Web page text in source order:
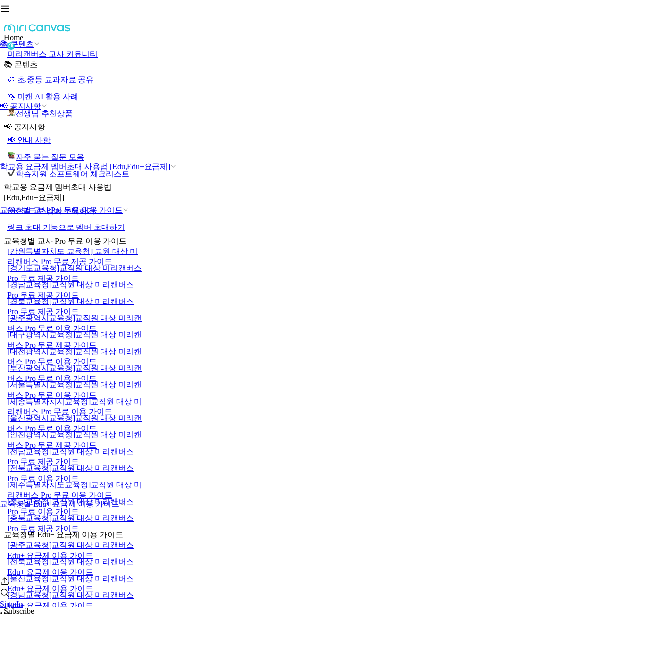
📚 콘텐츠
📢 공지사항
학교용 요금제 멤버초대 사용법 [Edu,Edu+요금제]
교육청별 교사 Pro 무료 이용 가이드
교육청별 Edu+ 요금제 이용 가이드
Sign In
Home
미리캔버스 교사 커뮤니티
📚 콘텐츠
🎨 초.중등 교과자료 공유
🦄 미캔 AI 활용 사례
선생님 추천상품
📢 공지사항
📢 안내 사항
자주 묻는 질문 모음
학습지원 소프트웨어 체크리스트
학교용 요금제 멤버초대 사용법
[Edu,Edu+요금제]
QR 코드로 멤버 초대하기
링크 초대 기능으로 멤버 초대하기
교육청별 교사 Pro 무료 이용 가이드
[강원특별자치도 교육청] 교원 대상 미
리캔버스 Pro 무료 제공 가이드
[경기도교육청]교직원 대상 미리캔버스
Pro 무료 제공 가이드
[경남교육청]교직원 대상 미리캔버스
Pro 무료 제공 가이드
[경북교육청]교직원 대상 미리캔버스
Pro 무료 제공 가이드
[광주광역시교육청]교직원 대상 미리캔
버스 Pro 무료 이용 가이드
[대구광역시교육청]교직원 대상 미리캔
버스 Pro 무료 제공 가이드
[대전광역시교육청]교직원 대상 미리캔
버스 Pro 무료 이용 가이드
[부산광역시교육청]교직원 대상 미리캔
버스 Pro 무료 이용 가이드
[서울특별시교육청]교직원 대상 미리캔
버스 Pro 무료 이용 가이드
[세종특별자치시교육청]교직원 대상 미
리캔버스 Pro 무료 이용 가이드
[울산광역시교육청]교직원 대상 미리캔
버스 Pro 무료 이용 가이드
[인천광역시교육청]교직원 대상 미리캔
버스 Pro 무료 제공 가이드
[전남교육청]교직원 대상 미리캔버스
Pro 무료 제공 가이드
[전북교육청]교직원 대상 미리캔버스
Pro 무료 이용 가이드
[제주특별자치도교육청]교직원 대상 미
리캔버스 Pro 무료 이용 가이드
[충남교육청]교직원 대상 미리캔버스
Pro 무료 이용 가이드
[충북교육청]교직원 대상 미리캔버스
Pro 무료 제공 가이드
교육청별 Edu+ 요금제 이용 가이드
[광주교육청]교직원 대상 미리캔버스
Edu+ 요금제 이용 가이드
[전북교육청]교직원 대상 미리캔버스
Edu+ 요금제 이용 가이드
[울산교육청]교직원 대상 미리캔버스
Edu+ 요금제 이용 가이드
[경남교육청]교직원 대상 미리캔버스
Edu+ 요금제 이용 가이드
Subscribe